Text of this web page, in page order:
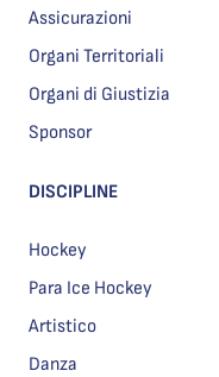
Assicurazioni
Organi Territoriali
Organi di Giustizia
Sponsor
DISCIPLINE
Hockey
Para Ice Hockey
Artistico
Danza